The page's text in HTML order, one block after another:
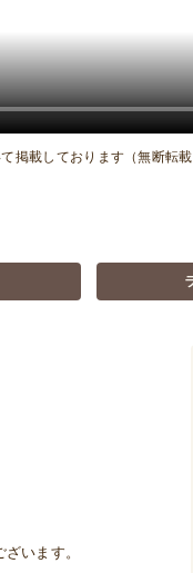
掲載しております（無断転
います。